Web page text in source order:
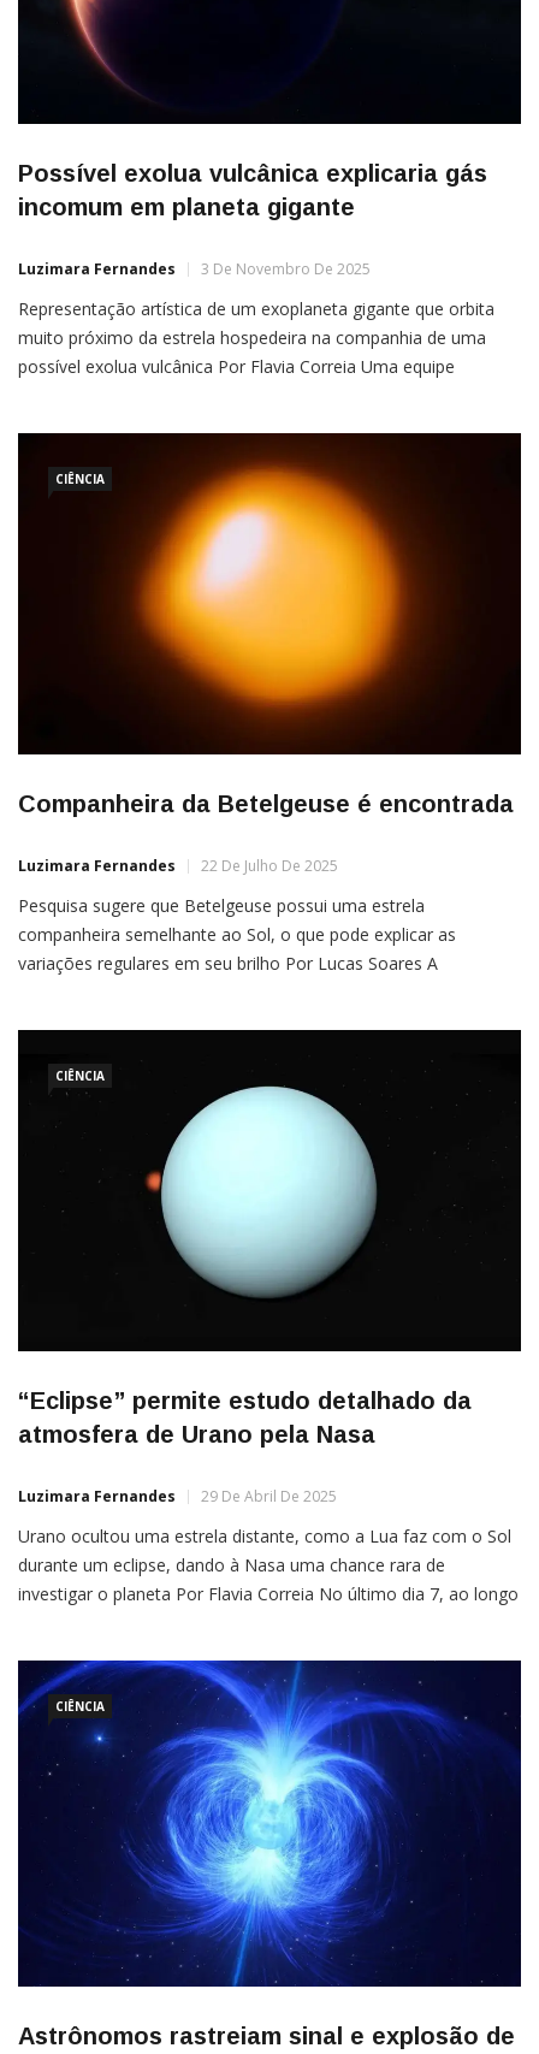
Possível exolua vulcânica explicaria gás
incomum em planeta gigante
Luzimara Fernandes 3 De Novembro De 2025
Representação artística de um exoplaneta gigante que orbita
muito próximo da estrela hospedeira na companhia de uma
possível exolua vulcânica Por Flavia Correia Uma equipe
forte candidata a exolua ao redor do planeta alienígena gigante
WASP-39b,
CIÊNCIA
Companheira da Betelgeuse é encontrada
Luzimara Fernandes 22 De Julho De 2025
Pesquisa sugere que Betelgeuse possui uma estrela
companheira semelhante ao Sol, o que pode explicar as
variações regulares em seu brilho Por Lucas Soares A
em sua […]
CIÊNCIA
“Eclipse” permite estudo detalhado da
atmosfera de Urano pela Nasa
Luzimara Fernandes 29 De Abril De 2025
Urano ocultou uma estrela distante, como a Lua faz com o Sol
durante um eclipse, dando à Nasa uma chance rara de
investigar o planeta Por Flavia Correia No último dia 7, ao longo
eclipse), fornecendo […]
CIÊNCIA
Astrônomos rastreiam sinal e explosão de